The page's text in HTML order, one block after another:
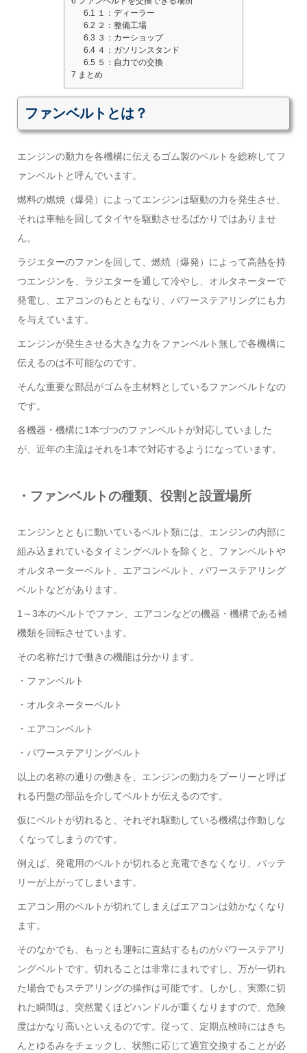
6.1 １：ディーラー
6.2 ２：整備工場
6.3 ３：カーショップ
6.4 ４：ガソリンスタンド
6.5 ５：自力での交換
7 まとめ
ファンベルトとは？
エンジンの動力を各機構に伝えるゴム製のベルトを総称してフ
ァンベルトと呼んでいます。
燃料の燃焼（爆発）によってエンジンは駆動の力を発生させ、
それは車軸を回してタイヤを駆動させるばかりではありませ
ん。
ラジエターのファンを回して、燃焼（爆発）によって高熱を持
つエンジンを、ラジエターを通して冷やし、オルタネーターで
発電し、エアコンのもとともなり、パワーステアリングにも力
を与えています。
エンジンが発生させる大きな力をファンベルト無しで各機構に
伝えるのは不可能なのです。
そんな重要な部品がゴムを主材料としているファンベルトなの
です。
各機器・機構に1本づつのファンベルトが対応していました
が、近年の主流はそれを1本で対応するようになっています。
・ファンベルトの種類、役割と設置場所
エンジンとともに動いているベルト類には、エンジンの内部に
組み込まれているタイミングベルトを除くと、ファンベルトや
オルタネーターベルト、エアコンベルト、パワーステアリング
ベルトなどがあります。
1～3本のベルトでファン、エアコンなどの機器・機構である補
機類を回転させています。
その名称だけで働きの機能は分かります。
・ファンベルト
・オルタネーターベルト
・エアコンベルト
・パワーステアリングベルト
以上の名称の通りの働きを、エンジンの動力をプーリーと呼ば
れる円盤の部品を介してベルトが伝えるのです。
仮にベルトが切れると、それぞれ駆動している機構は作動しな
くなってしまうのです。
例えば、発電用のベルトが切れると充電できなくなり、バッテ
リーが上がってしまいます。
エアコン用のベルトが切れてしまえばエアコンは効かなくなり
ます。
そのなかでも、もっとも運転に直結するものがパワーステアリ
ングベルトです。切れることは非常にまれですし、万が一切れ
た場合でもステアリングの操作は可能です。しかし、実際に切
れた瞬間は、突然驚くほどハンドルが重くなりますので、危険
度はかなり高いといえるのです。従って、定期点検時にはきち
んとゆるみをチェックし、状態に応じて適宜交換することが必